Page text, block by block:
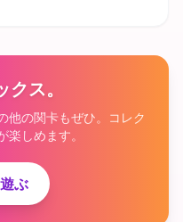
ス。
他の関卡もぜひ。コレク
楽しめます。
ぶ